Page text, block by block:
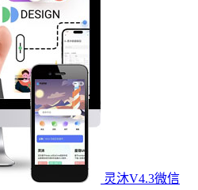
灵沐V4.3微信